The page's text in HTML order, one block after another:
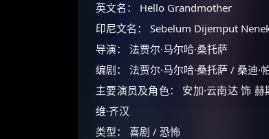
英文名： Hello Grandmother
印尼文名： Sebelum Dijemput
导演： 法贾尔·马尔哈·桑托萨
编剧： 法贾尔·马尔哈·桑托萨 / 桑迪·
主要演员及角色： 安加·云南达 饰
维·齐汉
类型： 喜剧 / 恐怖